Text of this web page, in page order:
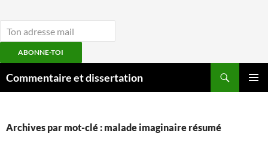
ABONNE-TOI
auCommentaire et dissertation
Archives par mot-clé : malade imaginaire résumé